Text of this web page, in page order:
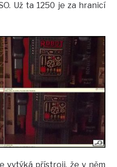
Už ta 1250 je za hranicí
vytýká přístroji, že v něm